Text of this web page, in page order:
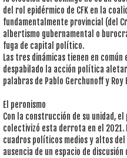
del rol epidérmico de CFK en la
fundamentalmente provincial (del
albertismo gubernamental o
fuga de capital político.
Las tres dinámicas tienen en común
despabilado la acción política
palabras de Pablo Gerchunoff y
El peronismo
Con la construcción de su unidad,
colectivizó esta derrota en el 2021.
cuadros políticos medios y altos
ausencia de un espacio de